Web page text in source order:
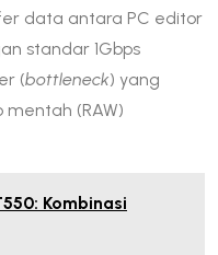
data antara PC editor
standar 1Gbps
(bottleneck) yang
(RAW)
Kombinasi